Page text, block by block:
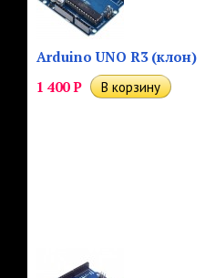
Arduino UNO R3 (клон)
1 400Р